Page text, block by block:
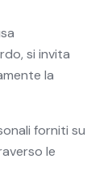
si invita
la
forniti su
le